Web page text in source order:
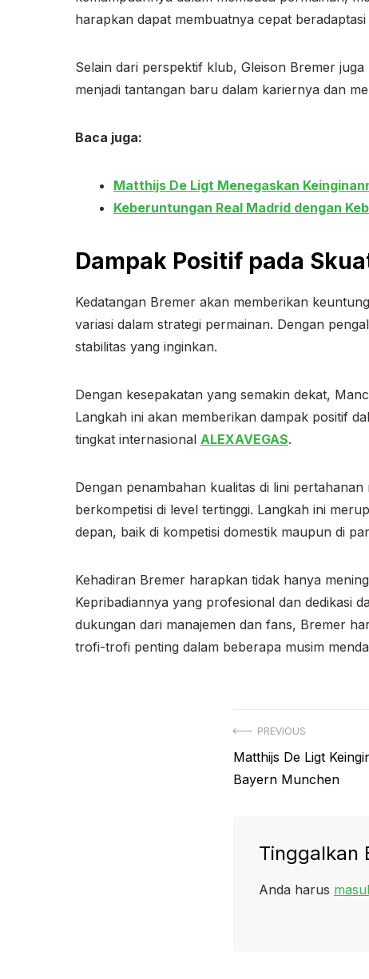
harapkan dapat membuatnya cepat
Selain dari perspektif klub, Gleison Bremer
menjadi tantangan baru dalam kariernya dan
Baca juga:
Matthijs De Ligt Menegaskan
Keberuntungan Real Madrid dengan
Dampak Positif pada
Kedatangan Bremer akan memberikan
variasi dalam strategi permainan. Dengan
stabilitas yang inginkan.
Dengan kesepakatan yang semakin dekat,
Langkah ini akan memberikan dampak positif
tingkat internasional ALEXAVEGAS.
Dengan penambahan kualitas di lini
berkompetisi di level tertinggi. Langkah ini
depan, baik di kompetisi domestik maupun di
Kehadiran Bremer harapkan tidak hanya
Kepribadiannya yang profesional dan dedikasi
dukungan dari manajemen dan fans, Bremer
trofi-trofi penting dalam beberapa musim
Navigasi
pos
PREVIOUS
Previous
post:
Matthijs De Ligt
Bayern Munchen
Tinggalkan
Anda harus